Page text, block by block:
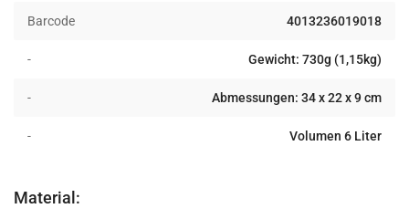
Barcode 4013236019018
- Gewicht: 730g (1,15kg)
- Abmessungen: 34 x 22 x 9 cm
- Volumen 6 Liter
Material: